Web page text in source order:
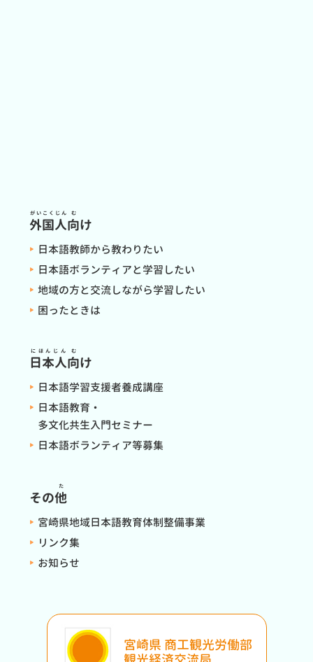
外国人
がいこくじん
向
む
け
日本語教師から教わりたい
日本語ボランティアと学習したい
地域の方と交流しながら学習したい
困ったときは
日本人
にほんじん
向
む
け
日本語学習支援者養成講座
日本語教育・
多文化共生入門セミナー
日本語ボランティア等募集
その他
た
宮崎県地域日本語教育体制整備事業
リンク集
お知らせ
宮崎県 商工観光労働部